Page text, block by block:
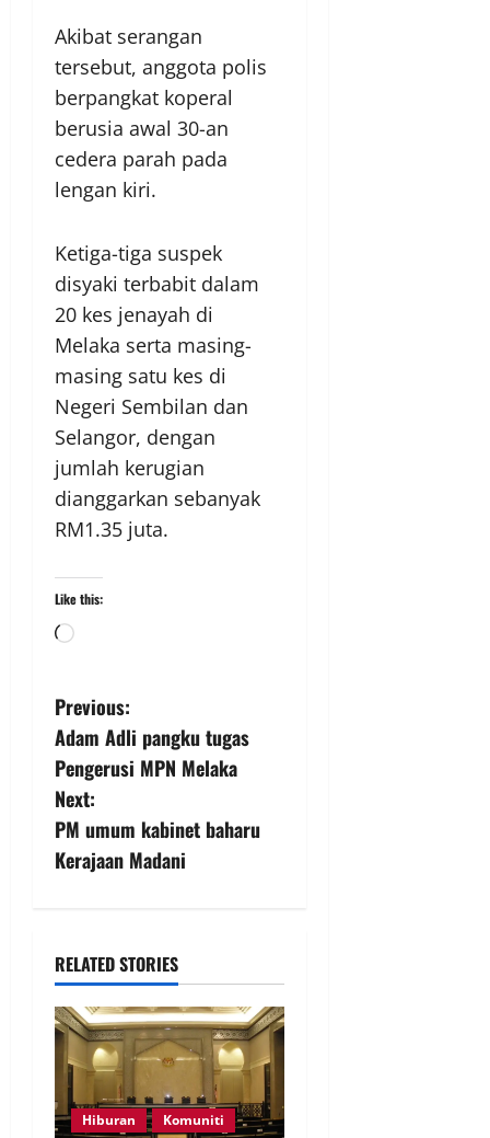
Akibat serangan
tersebut, anggota polis
berpangkat koperal
berusia awal 30-an
cedera parah pada
lengan kiri.
Ketiga-tiga suspek
disyaki terbabit dalam
20 kes jenayah di
Melaka serta masing-
masing satu kes di
Negeri Sembilan dan
Selangor, dengan
jumlah kerugian
dianggarkan sebanyak
RM1.35 juta.
Like this:
Previous:
Adam Adli pangku tugas
Pengerusi MPN Melaka
Next:
PM umum kabinet baharu
Kerajaan Madani
RELATED STORIES
Hiburan
Komuniti